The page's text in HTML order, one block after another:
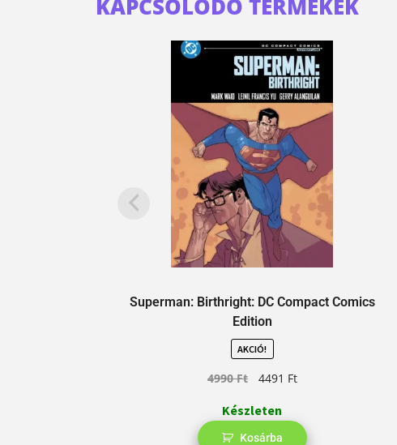
KAPCSOLÓDÓ TERMÉKEK
Superman: Birthright: DC Compact Comics
Edition
AKCIÓ!
4990Ft 4491 Ft
Készleten
Kosárba